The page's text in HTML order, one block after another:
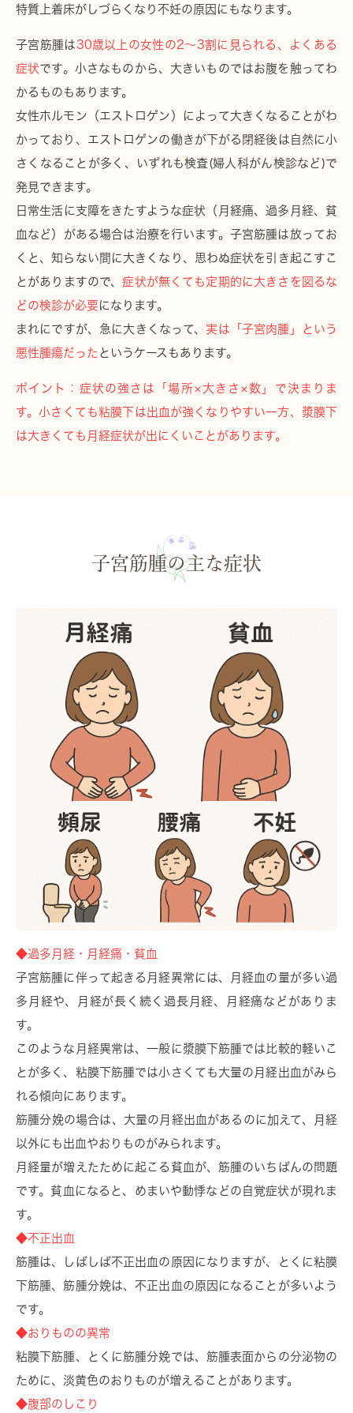
特質上着床がしづらくなり不妊の原因にもなります。
子宮筋腫は30歳以上の女性の2～3割に見られる、よくある
症状です。小さなものから、大きいものではお腹を触ってわ
かるものもあります。
女性ホルモン（エストロゲン）によって大きくなることがわ
かっており、エストロゲンの働きが下がる閉経後は自然に小
さくなることが多く、いずれも検査(婦人科がん検診など)で
発見できます。
日常生活に支障をきたすような症状（月経痛、過多月経、貧
血など）がある場合は治療を行います。子宮筋腫は放ってお
くと、知らない間に大きくなり、思わぬ症状を引き起こすこ
とがありますので、症状が無くても定期的に大きさを図るな
どの検診が必要 になります。
まれにですが、急に大きくなって、 実は「子宮肉腫」という
悪性腫瘍だった というケースもあります。
ポイント
：症状の強さは「場所×大きさ×数」で決まりま
す。小さくても粘膜下は出血が強くなりやすい一方、漿膜下
は大きくても月経症状が出にくいことがあります。
子宮筋腫の主な症状
◆過多月経・月経痛・貧血
子宮筋腫に伴って起きる月経異常には、月経血の量が多い過
多月経や、月経が長く続く過長月経、月経痛などがありま
す。
このような月経異常は、一般に漿膜下筋腫では比較的軽いこ
とが多く、粘膜下筋腫では小さくても大量の月経出血がみら
れる傾向にあります。
筋腫分娩の場合は、大量の月経出血があるのに加えて、月経
以外にも出血やおりものがみられます。
月経量が増えたために起こる貧血が、筋腫のいちばんの問題
です。貧血になると、めまいや動悸などの自覚症状が現れま
す。
◆不正出血
筋腫は、しばしば不正出血の原因になりますが、とくに粘膜
下筋腫、筋腫分娩は、不正出血の原因になることが多いよう
です。
◆おりものの異常
粘膜下筋腫、とくに筋腫分娩では、筋腫表面からの分泌物の
ために、淡黄色のおりものが増えることがあります。
◆腹部のしこり